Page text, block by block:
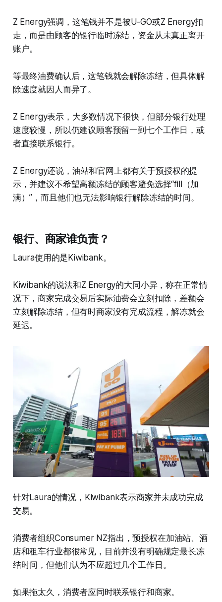
Z Energy强调，这笔钱并不是被U-GO或Z Energy扣
走，而是由顾客的银行临时冻结，资金从未真正离开
账户。
等最终油费确认后，这笔钱就会解除冻结，但具体解
除速度就因人而异了。
Z Energy表示，大多数情况下很快，但部分银行处理
速度较慢，所以仍建议顾客预留一到七个工作日，或
者直接联系银行。
Z Energy还说，油站和官网上都有关于预授权的提
示，并建议不希望高额冻结的顾客避免选择“fill（加
满）”，而且他们也无法影响银行解除冻结的时间。
银行、商家谁负责？
Laura使用的是Kiwibank。
Kiwibank的说法和Z Energy的大同小异，称在正常情
况下，商家完成交易后实际油费会立刻扣除，差额会
立刻解除冻结，但有时商家没有完成流程，解冻就会
延迟。
针对Laura的情况，Kiwibank表示商家并未成功完成
交易。
消费者组织Consumer NZ指出，预授权在加油站、酒
店和租车行业都很常见，目前并没有明确规定最长冻
结时间，但他们认为不应超过几个工作日。
如果拖太久，消费者应同时联系银行和商家。